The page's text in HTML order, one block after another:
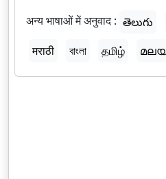
अन्य भाषाओं में अनुवाद : తెలుగు
मराठी
বাংলা தமிழ்